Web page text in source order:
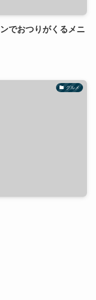
でおつりがくるメニ
グルメ